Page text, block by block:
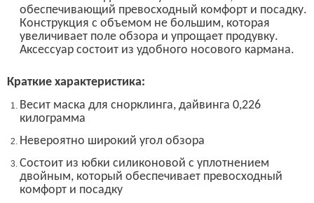
обеспечивающий превосходный комфорт и посадку.
Конструкция с объемом не большим, которая
увеличивает поле обзора и упрощает продувку.
Аксессуар состоит из удобного носового кармана.
Краткие характеристика:
Весит маска для снорклинга, дайвинга 0,226
килограмма
Невероятно широкий угол обзора
Cостоит из юбки силиконовой с уплотнением
двойным, который обеспечивает превосходный
комфорт и посадку